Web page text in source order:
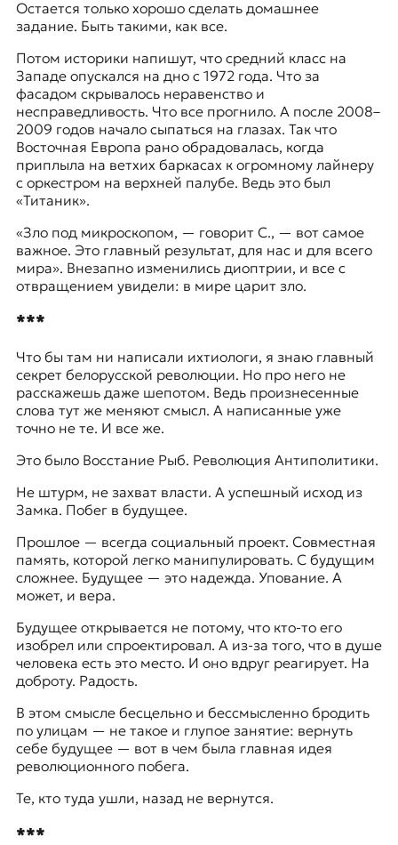
Остается только хорошо сделать домашнее
задание. Быть такими, как все.
Потом историки напишут, что средний класс на
Западе опускался на дно с 1972 года. Что за
фасадом скрывалось неравенство и
несправедливость. Что все прогнило. А после 2008–
2009 годов начало сыпаться на глазах. Так что
Восточная Европа рано обрадовалась, когда
приплыла на ветхих баркасах к огромному лайнеру
с оркестром на верхней палубе. Ведь это был
«Титаник».
«Зло под микроскопом, — говорит С., — вот самое
важное. Это главный результат, для нас и для всего
мира». Внезапно изменились диоптрии, и все с
отвращением увидели: в мире царит зло.
***
Что бы там ни написали ихтиологи, я знаю главный
секрет белорусской революции. Но про него не
расскажешь даже шепотом. Ведь произнесенные
слова тут же меняют смысл. А написанные уже
точно не те. И все же.
Это было Восстание Рыб. Революция Антиполитики.
Не штурм, не захват власти. А успешный исход из
Замка. Побег в будущее.
Прошлое — всегда социальный проект. Совместная
память, которой легко манипулировать. С будущим
сложнее. Будущее — это надежда. Упование. А
может, и вера.
Будущее открывается не потому, что кто-то его
изобрел или спроектировал. А из-за того, что в душе
человека есть это место. И оно вдруг реагирует. На
доброту. Радость.
В этом смысле бесцельно и бессмысленно бродить
по улицам — не такое и глупое занятие: вернуть
себе будущее — вот в чем была главная идея
революционного побега.
Те, кто туда ушли, назад не вернутся.
***